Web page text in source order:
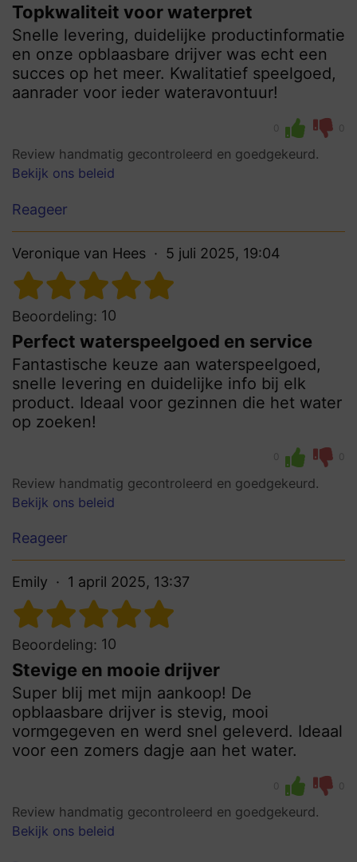
Topkwaliteit voor waterpret
Snelle levering, duidelijke productinformatie
en onze opblaasbare drijver was echt een
succes op het meer. Kwalitatief speelgoed,
aanrader voor ieder wateravontuur!
0 0
Review handmatig gecontroleerd en goedgekeurd.
Bekijk ons beleid
Reageer
Veronique van Hees 5 juli 2025, 19:04
Beoordeling: 10
Perfect waterspeelgoed en service
Fantastische keuze aan waterspeelgoed,
snelle levering en duidelijke info bij elk
product. Ideaal voor gezinnen die het water
op zoeken!
0 0
Review handmatig gecontroleerd en goedgekeurd.
Bekijk ons beleid
Reageer
Emily 1 april 2025, 13:37
Beoordeling: 10
Stevige en mooie drijver
Super blij met mijn aankoop! De
opblaasbare drijver is stevig, mooi
vormgegeven en werd snel geleverd. Ideaal
voor een zomers dagje aan het water.
0 0
Review handmatig gecontroleerd en goedgekeurd.
Bekijk ons beleid